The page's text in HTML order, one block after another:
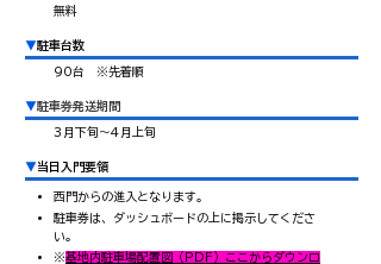
無料
▼駐車台数
90台 ※先着順
▼駐車券発送期間
3月下旬～4月上旬
▼当日入門要領
西門からの進入となります。
駐車券は、ダッシュボードの上に掲示してくださ
い。
​※基地内駐車場配置図（PDF）ここからダウンロ